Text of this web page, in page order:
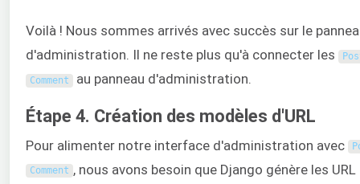
Voilà ! Nous sommes arrivés avec succès sur le
d'administration. Il ne reste plus qu'à connecter les
Comment au panneau d'administration.
Étape 4. Création des modèles d'URL
Pour alimenter notre interface d'administration avec
Comment , nous avons besoin que Django génère les URL